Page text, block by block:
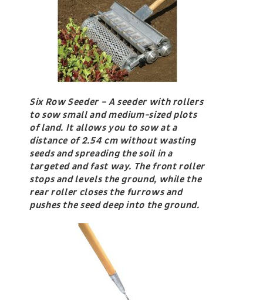
Six Row Seeder – A seeder with rollers
to sow small and medium-sized plots
of land. It allows you to sow at a
distance of 2.54 cm without wasting
seeds and spreading the soil in a
targeted and fast way. The front roller
stops and levels the ground, while the
rear roller closes the furrows and
pushes the seed deep into the ground.